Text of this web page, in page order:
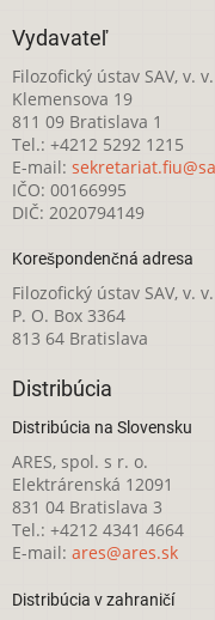
Vydavateľ
Filozofický ústav SAV, v.
Klemensova 19
811 09 Bratislava 1
Tel.: +4212 5292 1215
E-mail:
IČO: 00166995
DIČ: 2020794149
Korešpondenčná adresa
Filozofický ústav SAV, v.
P. O. Box 3364
813 64 Bratislava
Distribúcia
Distribúcia na Slovensku
ARES, spol. s r. o.
Elektrárenská 12091
831 04 Bratislava 3
Tel.: +4212 4341 4664
E-mail: ares@ares.sk
Distribúcia v zahraničí